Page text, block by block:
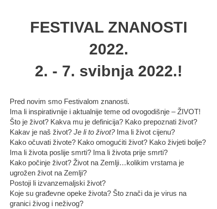
FESTIVAL ZNANOSTI
2022.
2. - 7. svibnja 2022.!
Pred novim smo Festivalom znanosti.
Ima li inspirativnije i aktualnije teme od ovogodišnje – ŽIVOT!
Što je život? Kakva mu je definicija? Kako prepoznati život?
Kakav je naš život?Je li to život?Ima li život cijenu?
Kako očuvati živote? Kako omogućiti život? Kako živjeti bolje?
Ima li života poslije smrti? Ima li života prije smrti?
Kako počinje život? Život na Zemlji…kolikim vrstama je
ugrožen život na Zemlji?
Postoji li izvanzemaljski život?
Koje su građevne opeke života? Što znači da je virus na
granici živog i neživog?